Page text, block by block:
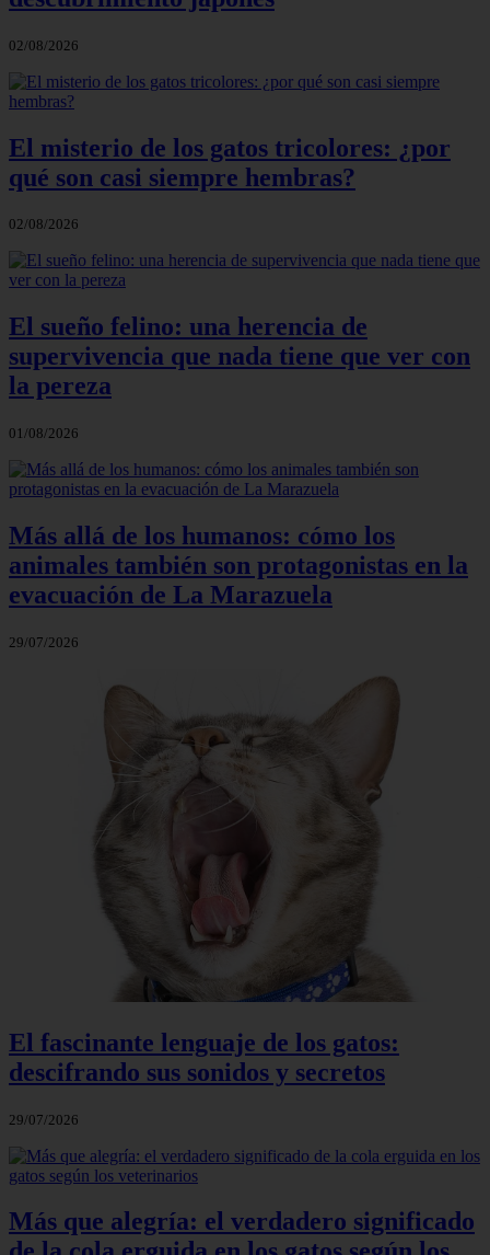
02/08/2026
El misterio de los gatos tricolores: ¿por
qué son casi siempre hembras?
02/08/2026
El sueño felino: una herencia de
supervivencia que nada tiene que ver con
la pereza
01/08/2026
Más allá de los humanos: cómo los
animales también son protagonistas en la
evacuación de La Marazuela
29/07/2026
El fascinante lenguaje de los gatos:
descifrando sus sonidos y secretos
29/07/2026
Más que alegría: el verdadero significado